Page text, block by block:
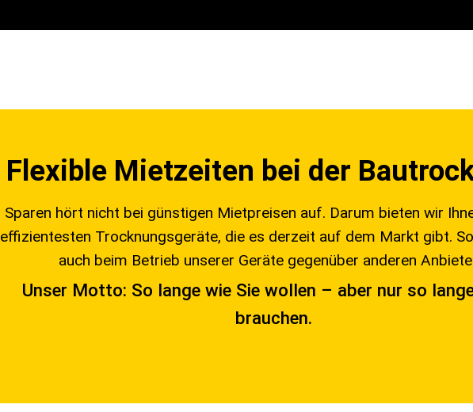
Flexible Mietzeiten bei der
Sparen hört nicht bei günstigen Mietpreisen auf. Darum bieten wir
effizientesten Trocknungsgeräte, die es derzeit auf dem Markt gibt.
auch beim Betrieb unserer Geräte gegenüber anderen
Unser Motto: So lange wie Sie wollen – aber nur so
brauchen.